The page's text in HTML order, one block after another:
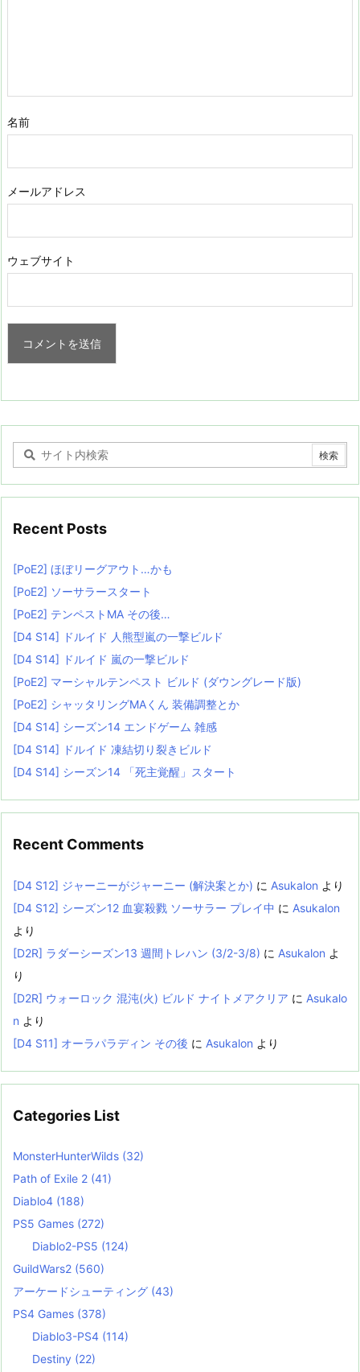
名前
メールアドレス
ウェブサイト
Recent Posts
[PoE2] ほぼリーグアウト…かも
[PoE2] ソーサラースタート
[PoE2] テンペストMA その後…
[D4 S14] ドルイド 人熊型嵐の一撃ビルド
[D4 S14] ドルイド 嵐の一撃ビルド
[PoE2] マーシャルテンペスト ビルド (ダウングレード版)
[PoE2] シャッタリングMAくん 装備調整とか
[D4 S14] シーズン14 エンドゲーム 雑感
[D4 S14] ドルイド 凍結切り裂きビルド
[D4 S14] シーズン14 「死主覚醒」スタート
Recent Comments
[D4 S12] ジャーニーがジャーニー (解決案とか) に Asukalon より
[D4 S12] シーズン12 血宴殺戮 ソーサラー プレイ中 に Asukalon
より
[D2R] ラダーシーズン13 週間トレハン (3/2-3/8) に Asukalon よ
り
[D2R] ウォーロック 混沌(火) ビルド ナイトメアクリア に Asukalo
n より
[D4 S11] オーラパラディン その後 に Asukalon より
Categories List
MonsterHunterWilds (32)
Path of Exile 2 (41)
Diablo4 (188)
PS5 Games (272)
Diablo2-PS5 (124)
GuildWars2 (560)
アーケードシューティング (43)
PS4 Games (378)
Diablo3-PS4 (114)
Destiny (22)